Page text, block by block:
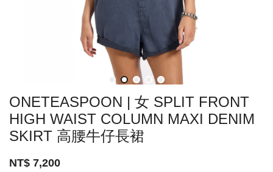
ONETEASPOON | 女 SPLIT FRONT
HIGH WAIST COLUMN MAXI DENIM
SKIRT 高腰牛仔長裙
NT$ 7,200